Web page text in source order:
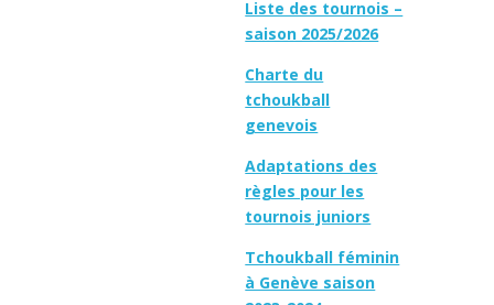
Liste des tournois –
saison 2025/2026
Charte du
tchoukball
genevois
Adaptations des
règles pour les
tournois juniors
Tchoukball féminin
à Genève saison